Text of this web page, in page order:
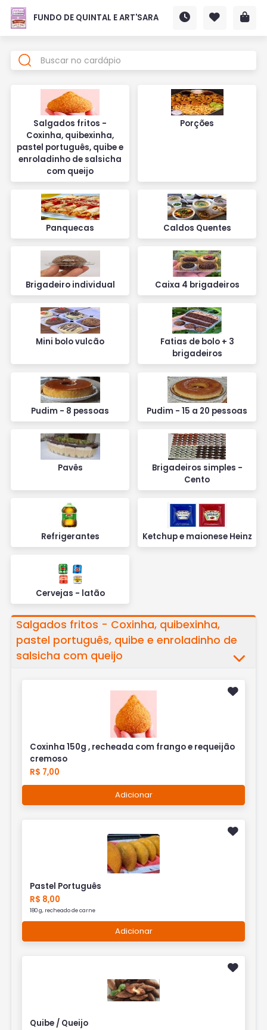
FUNDO DE QUINTAL E ART'SARA
Salgados fritos -
Coxinha, quibexinha,
pastel português, quibe e
enroladinho de salsicha
com queijo
Porções
Panquecas Caldos Quentes
Brigadeiro individual Caixa 4 brigadeiros
Mini bolo vulcão
Fatias de bolo + 3
brigadeiros
Pudim - 8 pessoas Pudim - 15 a 20 pessoas
Pavês
Brigadeiros simples -
Cento
Refrigerantes Ketchup e maionese Heinz
Cervejas - latão
Salgados fritos - Coxinha, quibexinha,
pastel português, quibe e enroladinho de
salsicha com queijo
Coxinha 150g , recheada com frango e requeijão
cremoso
R$ 7,00
Adicionar
Pastel Português
R$ 8,00
180 g, recheado de carne
Adicionar
Quibe / Queijo